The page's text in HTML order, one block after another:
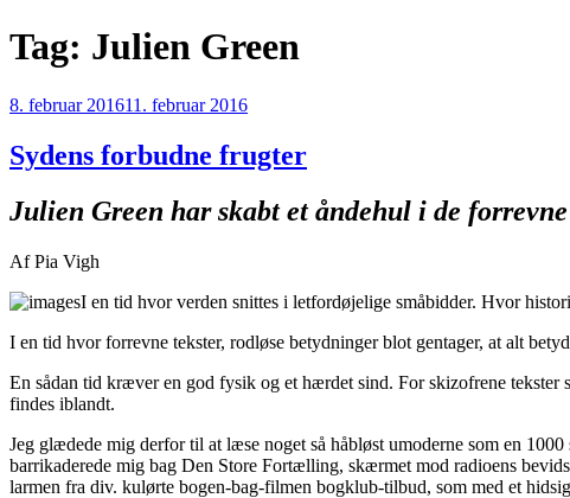
Videre
til
Tag: Julien Green
Udgivet
8. februar 201611. februar 2016
Sydens forbudne frugter
Julien Green har skabt et åndehul i de
Af Pia Vigh
I en tid hvor verden snittes i letfordøjelige småbidder. Hvor
I en tid hvor forrevne tekster, rodløse betydninger blot gentager, at alt
En sådan tid kræver en god fysik og et hærdet sind. For skizofrene tekster
findes iblandt.
Jeg glædede mig derfor til at læse noget så håbløst umoderne som en
barrikaderede mig bag Den Store Fortælling, skærmet mod radioens
larmen fra div. kulørte bogen-bag-filmen bogklub-tilbud, som med et